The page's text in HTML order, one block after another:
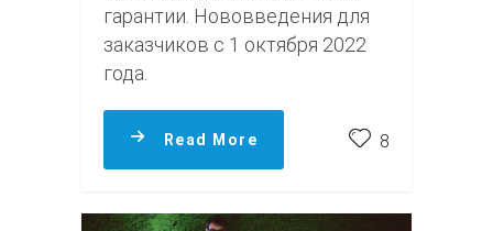
гарантии. Нововведения для
заказчиков с 1 октября 2022
года.
Read More 8